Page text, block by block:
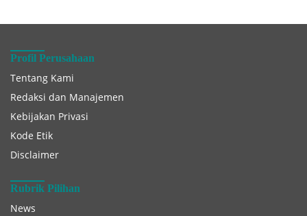
Profil Perusahaan
Tentang Kami
Redaksi dan Manajemen
Kebijakan Privasi
Kode Etik
Disclaimer
Rubrik Pilihan
News